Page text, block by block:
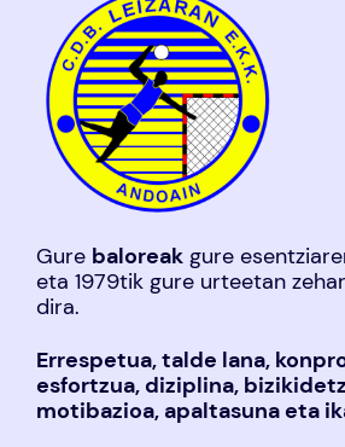
Gure baloreak gure
eta 1979tik gure urteetan
dira.
Errespetua, talde lana,
esfortzua, diziplina,
motibazioa, apaltasuna eta